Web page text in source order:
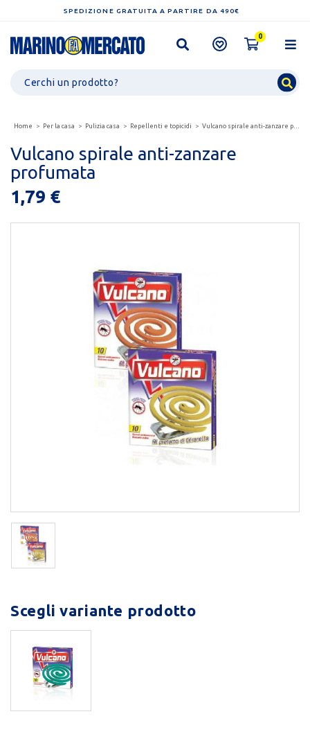
SPEDIZIONE GRATUITA A PARTIRE DA 490€
0
Home Per la casa Pulizia casa Repellenti e topicidi Vulcano spirale anti-zanzare profumata
Vulcano spirale anti-zanzare
profumata
1,79 €
Scegli variante prodotto